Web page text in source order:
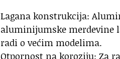
Lagana konstrukcija:
aluminijumske merdevine
radi o većim modelima.
Otpornost na koroziju: Za